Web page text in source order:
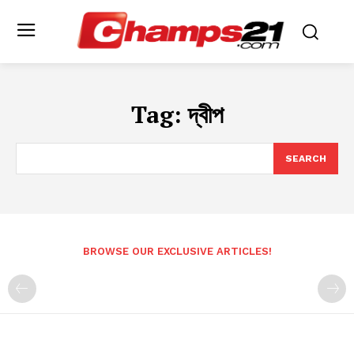
Tag:দ্বীপ
SEARCH
BROWSE OUR EXCLUSIVE ARTICLES!